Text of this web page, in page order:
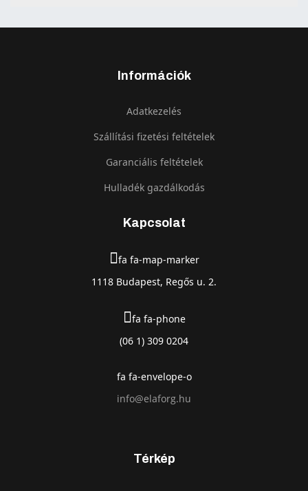
Információk
Adatkezelés
Szállítási fizetési feltételek
Garanciális feltételek
Hulladék gazdálkodás
Kapcsolat
fa fa-map-marker
1118 Budapest, Regős u. 2.
fa fa-phone
(06 1) 309 0204
fa fa-envelope-o
info@elaforg.hu
Térkép